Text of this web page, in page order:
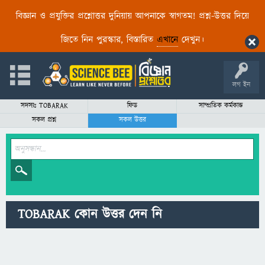
বিজ্ঞান ও প্রযুক্তির প্রশ্নোত্তর দুনিয়ায় আপনাকে স্বাগতম! প্রশ্ন-উত্তর দিয়ে
জিতে নিন পুরস্কার, বিস্তারিত এখানেদেখুন।
লগ ইন
সদস্যঃ TOBARAK ফিড
সাম্প্রতিক কর্মকান্ড
সকল প্রশ্ন
সকল উত্তর
TOBARAK কোন উত্তর দেন নি